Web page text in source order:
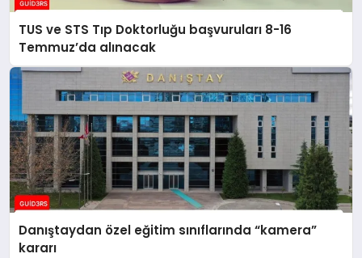
TUS ve STS Tıp Doktorluğu başvuruları 8-16
Temmuz’da alınacak
Danıştaydan özel eğitim sınıflarında “kamera”
kararı